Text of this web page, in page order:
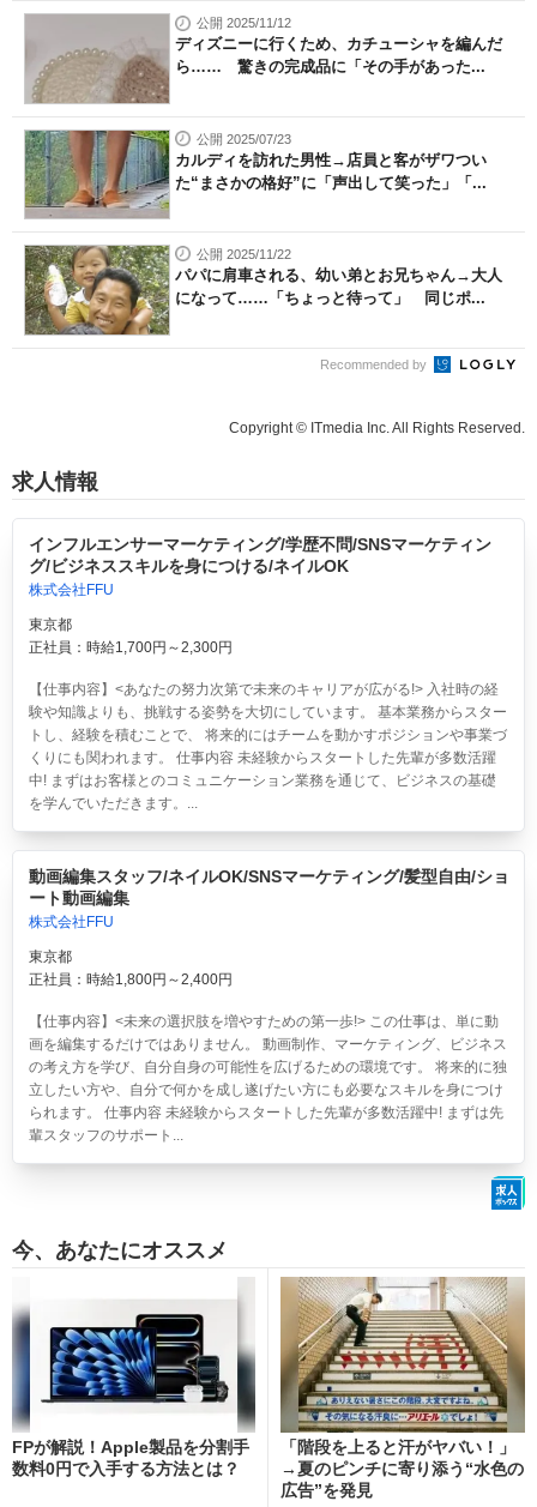
公開 2025/11/12
ディズニーに行くため、カチューシャを編んだ
ら…… 驚きの完成品に「その手があった...
公開 2025/07/23
カルディを訪れた男性→店員と客がザワつい
た“まさかの格好”に「声出して笑った」「...
公開 2025/11/22
パパに肩車される、幼い弟とお兄ちゃん→大人
になって……「ちょっと待って」 同じポ...
Recommended by
Copyright © ITmedia Inc. All Rights Reserved.
求人情報
インフルエンサーマーケティング/学歴不問/SNSマーケティン
グ/ビジネススキルを身につける/ネイルOK
株式会社FFU
東京都
正社員：時給1,700円～2,300円
【仕事内容】<あなたの努力次第で未来のキャリアが広がる!> 入社時の経
験や知識よりも、挑戦する姿勢を大切にしています。 基本業務からスター
トし、経験を積むことで、 将来的にはチームを動かすポジションや事業づ
くりにも関われます。 仕事内容 未経験からスタートした先輩が多数活躍
中! まずはお客様とのコミュニケーション業務を通じて、ビジネスの基礎
を学んでいただきます。...
動画編集スタッフ/ネイルOK/SNSマーケティング/髪型自由/ショ
ート動画編集
株式会社FFU
東京都
正社員：時給1,800円～2,400円
【仕事内容】<未来の選択肢を増やすための第一歩!> この仕事は、単に動
画を編集するだけではありません。 動画制作、マーケティング、ビジネス
の考え方を学び、自分自身の可能性を広げるための環境です。 将来的に独
立したい方や、自分で何かを成し遂げたい方にも必要なスキルを身につけ
られます。 仕事内容 未経験からスタートした先輩が多数活躍中! まずは先
輩スタッフのサポート...
今、あなたにオススメ
FPが解説！Apple製品を分割手
数料0円で入手する方法とは？
「階段を上ると汗がヤバい！」
→夏のピンチに寄り添う“水色の
広告”を発見